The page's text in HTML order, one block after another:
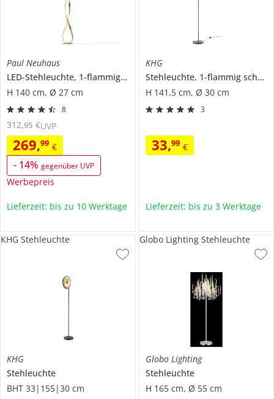
Paul Neuhaus
LED-Stehleuchte, 1-flammig, goldfarben
H 140 cm, Ø 27 cm
8
269,99 €
- 14% gegenüber UVP
Werbepreis
312,95 €UVP
Lieferzeit: bis zu 10 Werktage
KHG
Stehleuchte, 1-flammig schwarz/goldfarben
H 141,5 cm, Ø 30 cm
3
33,99 €
Lieferzeit: bis zu 3 Werktage
KHG
Stehleuchte
BHT 33|155|30 cm
KHG Stehleuchte
Globo Lighting
Stehleuchte
H 165 cm, Ø 55 cm
Globo Lighting Stehleuchte